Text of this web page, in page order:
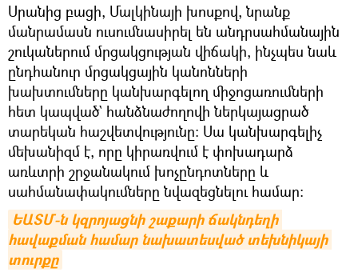
Սրանից բացի, Մալկինայի խոսքով, նրանք
մանրամասն ուսումնասիրել են անդրսահմանային
շուկաներում մրցակցության վիճակի, ինչպես նաև
ընդհանուր մրցակցային կանոնների
խախտումները կանխարգելող միջոցառումների
հետ կապված` հանձնաժողովի ներկայացրած
տարեկան հաշվետվությունը։ Սա կանխարգելիչ
մեխանիզմ է, որը կիրառվում է փոխադարձ
առևտրի շրջանակում խոչընդոտները և
սահմանափակումները նվազեցնելու համար։
ԵԱՏՄ-ն կզրոյացնի շաքարի ճակնդեղի
հավաքման համար նախատեսված տեխնիկայի
տուրքը